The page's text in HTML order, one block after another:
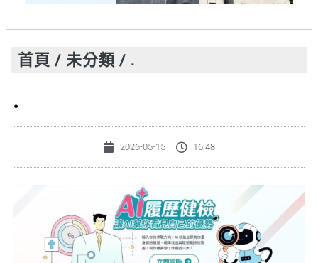
首頁 / 未分類 / .
.
2026-05-15 16:48